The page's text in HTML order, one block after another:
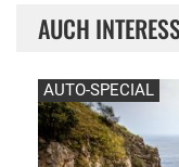
AUCH
AUTO-SPECIAL